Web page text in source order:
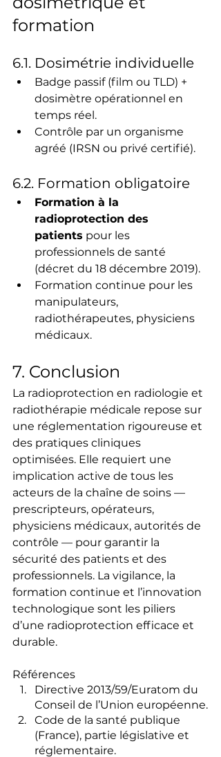
formation
6.1. Dosimétrie individuelle
Badge passif (film ou TLD) +
dosimètre opérationnel en
temps réel.
Contrôle par un organisme
agréé (IRSN ou privé certifié).
6.2. Formation obligatoire
Formation à la
radioprotection des
patients pour les
professionnels de santé
(décret du 18 décembre 2019).
Formation continue pour les
manipulateurs,
radiothérapeutes, physiciens
médicaux.
7. Conclusion
La radioprotection en radiologie et
radiothérapie médicale repose sur
une réglementation rigoureuse et
des pratiques cliniques
optimisées. Elle requiert une
implication active de tous les
acteurs de la chaîne de soins —
prescripteurs, opérateurs,
physiciens médicaux, autorités de
contrôle — pour garantir la
sécurité des patients et des
professionnels. La vigilance, la
formation continue et l’innovation
technologique sont les piliers
d’une radioprotection efficace et
durable.
Références
Directive 2013/59/Euratom du
Conseil de l’Union européenne.
Code de la santé publique
(France), partie législative et
réglementaire.